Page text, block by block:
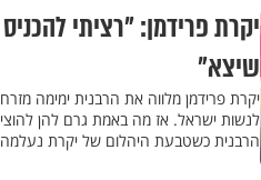
יקרת פרידמן: "רציתי
שיצא"
לנשות ישראל. אז מה באמת גרם להן
הרבנית כשטבעת היהלום של יקרת